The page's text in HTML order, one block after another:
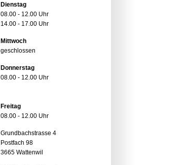
Dienstag
08.00 - 12.00 Uhr
14.00 - 17.00 Uhr
Mittwoch
geschlossen
Donnerstag
08.00 - 12.00 Uhr
Freitag
08.00 - 12.00 Uhr
Grundbachstrasse 4
Postfach 98
3665 Wattenwil